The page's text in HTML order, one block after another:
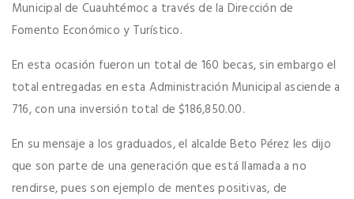
Municipal de Cuauhtémoc a través de la Dirección de
Fomento Económico y Turístico.
En esta ocasión fueron un total de 160 becas, sin embargo el
total entregadas en esta Administración Municipal asciende a
716, con una inversión total de $186,850.00.
En su mensaje a los graduados, el alcalde Beto Pérez les dijo
que son parte de una generación que está llamada a no
rendirse, pues son ejemplo de mentes positivas, de